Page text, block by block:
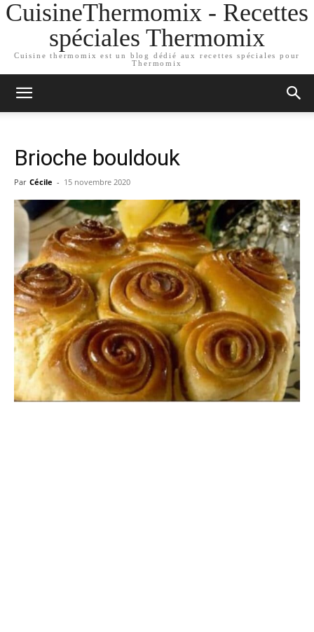
CuisineThermomix - Recettes
spéciales Thermomix
Cuisine thermomix est un blog dédié aux recettes spéciales pour
Thermomix
Brioche bouldouk
Par Cécile - 15 novembre 2020